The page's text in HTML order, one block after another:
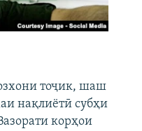
тоҷик, шаш
нақлиётӣ субҳи
корҳои